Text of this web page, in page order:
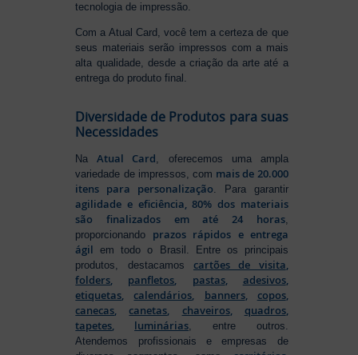
tecnologia de impressão.
Com a Atual Card, você tem a certeza de que
seus materiais serão impressos com a mais
alta qualidade, desde a criação da arte até a
entrega do produto final.
Diversidade de Produtos para suas
Necessidades
NaAtual Card , oferecemos uma ampla
variedade de impressos, com mais de 20.000
itens para personalização . Para garantir
agilidade e eficiência, 80% dos materiais
são finalizados em até 24 horas,
proporcionando prazos rápidos e entrega
ágil em todo o Brasil. Entre os principais
produtos, destacamos cartões de visita,
folders, panfletos, pastas, adesivos,
etiquetas,calendários, banners, copos,
canecas,canetas, chaveiros, quadros,
tapetes, luminárias , entre outros.
Atendemos profissionais e empresas de